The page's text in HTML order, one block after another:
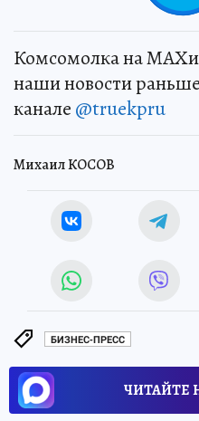
Комсомолка на
наши новости
канале @truekpru
Михаил КОСОВ
БИЗНЕС-ПРЕСС
ЧИТАЙТЕ